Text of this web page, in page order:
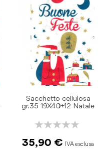
Sacchetto cellulosa
gr.35 19X40+12 Natale
Rating:
35,90 €